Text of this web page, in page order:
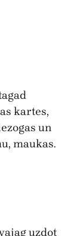
kartes,
un
maukas.
uzdot